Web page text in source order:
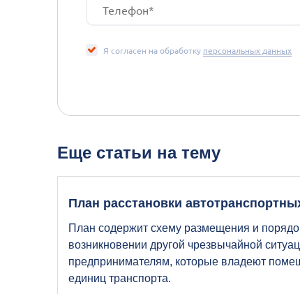
Я согласен на обработку персональных данных
Еще статьи на тему
План расстановки
План содержит схему размещения и
возникновении другой чрезвычайной
предпринимателям, которые владеют
единиц транспорта.